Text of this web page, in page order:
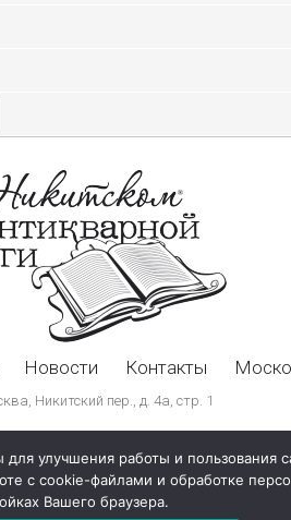
Новости Контакты
Никитский пер., д. 4а, стр. 1
улучшения работы и пользования
с cookie-файлами и обработке
Вашего браузера.